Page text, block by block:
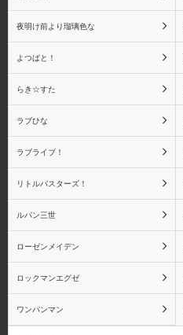
京都アニメーション
イズ
CCP
夜明け前より瑠璃色な
よつばと！
らき☆すた
ラブひな
ラブライブ！
リトルバスターズ！
ルパン三世
ローゼンメイデン
ロックマンエグゼ
ワンパンマン